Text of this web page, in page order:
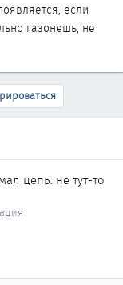
если
газонешь, не
цепь: не тут-то